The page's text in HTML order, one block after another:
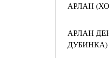
АРЛАН
АРЛАН
ДУБИНКА)